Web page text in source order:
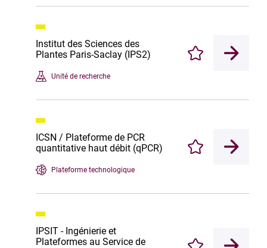
Institut des Sciences des
Plantes Paris-Saclay (IPS2)
Unité de recherche
Enregistrer
ICSN / Plateforme de PCR
quantitative haut débit (qPCR)
Plateforme technologique
Enregistrer
IPSIT - Ingénierie et
Plateformes au Service de